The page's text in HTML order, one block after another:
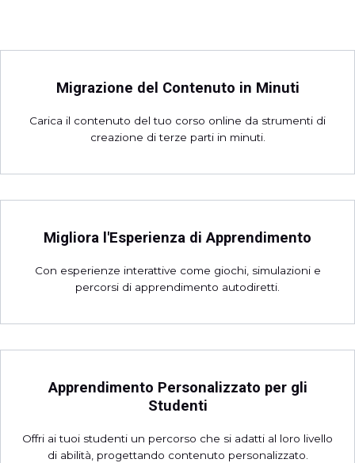
Migrazione del Contenuto in Minuti
Carica il contenuto del tuo corso online da strumenti di
creazione di terze parti in minuti.
Migliora l'Esperienza di Apprendimento
Con esperienze interattive come giochi, simulazioni e
percorsi di apprendimento autodiretti.
Apprendimento Personalizzato per gli
Studenti
Offri ai tuoi studenti un percorso che si adatti al loro livello
di abilità, progettando contenuto personalizzato.